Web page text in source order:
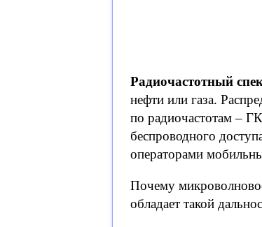
Радиочастотный
нефти или газа.
по радиочастотам –
беспроводного
операторами
Почему
обладает такой